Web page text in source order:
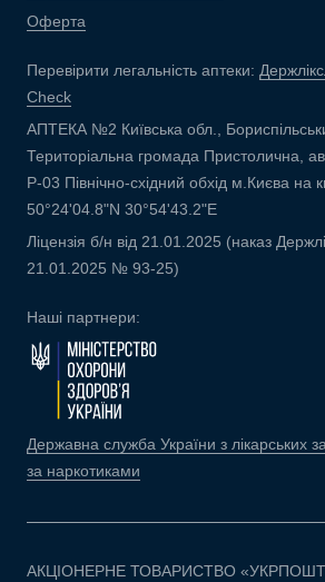
Оферта
Перевірити легальність аптеки:
Check
АПТЕКА №2 Київська обл.,
Територіальна громада Пристолична,
Р-03 Північно-східний обхід м.Києва на
50°24'04.8"N 30°54'43.2"E
Ліцензія б/н від 21.01.2025 (наказ
21.01.2025 № 93-25)
Наші партнери:
Державна служба України з лікарських
за наркотиками
АКЦІОНЕРНЕ ТОВАРИСТВО